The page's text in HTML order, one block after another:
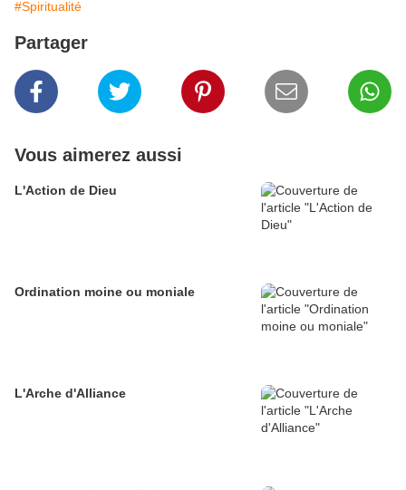
#Spiritualité
Partager
Vous aimerez aussi
L'Action de Dieu
Ordination moine ou moniale
L'Arche d'Alliance